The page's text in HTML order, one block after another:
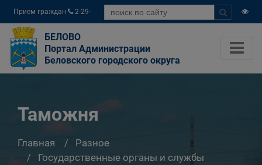
Прием граждан
2-29-
04
БЕЛОВО
Портал Администрации
Беловского городского округа
Таможня
Главная
Разное
Государственные органы и службы